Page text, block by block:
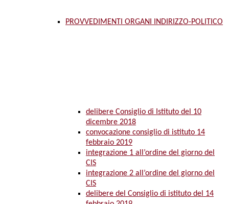
PROVVEDIMENTI ORGANI INDIRIZZO-POLITICO
delibere Consiglio di Istituto del 10
dicembre 2018
convocazione consiglio di istituto 14
febbraio 2019
integrazione 1 all’ordine del giorno del
CIS
integrazione 2 all’ordine del giorno del
CIS
delibere del Consiglio di istituto del 14